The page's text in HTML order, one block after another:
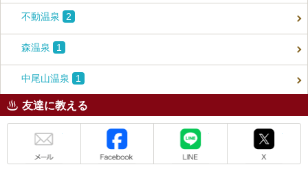
不動温泉 2
森温泉 1
中尾山温泉 1
友達に教える